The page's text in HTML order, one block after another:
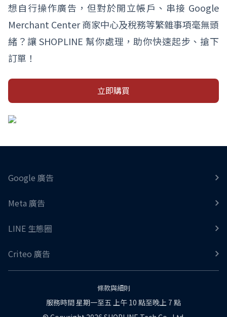
想自行操作廣告，但對於開立帳戶、串接 Google
Merchant Center 商家中心及稅務等繁雜事項毫無頭
緒？讓 SHOPLINE 幫你處理，助你快速起步、搶下
訂單！
立即購買
Google 廣告
Meta 廣告
LINE 生態圈
Criteo 廣告
條款與細則
服務時間 星期一至五 上午 10 點至晚上 7 點